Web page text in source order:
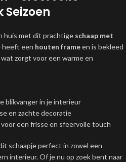
Seizoen
huis met dit prachtige schaap met
heeft een houten frameen is bekleed
wat zorgt voor een warme en
blikvanger in je interieur
en zachte decoratie
voor een frisse en sfeervolle touch
schaapje perfect in zowel een
interieur. Of je nu op zoek bent naar